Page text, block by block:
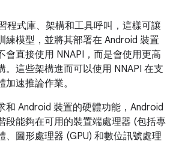
程式庫、架構和工具呼叫，這樣可讓
練模型，並將其部署在 Android 裝置
會直接使用 NNAPI，而是會使用更高
。這些架構進而可以使用 NNAPI 在支
速推論作業。
和 Android 裝置的硬體功能，Android
段能夠在可用的裝置端處理器 (包括專
、圖形處理器 (GPU) 和數位訊號處理